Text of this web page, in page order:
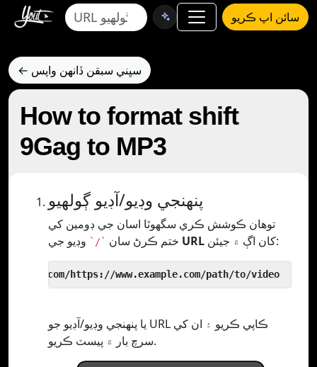
سائن اپ ڪريو
← سڀني سبقن ڏانهن واپس
How to format shift
9Gag to MP3
پنھنجي وڊيو/آڊيو ڳولھيو
توھان ڪوشش ڪري سگھوٿا اسان جي ڊومين کي
ختم ڪرڻ سان `/` URL کان اڳ ۾ جيئن:
يا پنھنجي وڊيو/آڊيو جو URL ڪاپي ڪريو ۽ ان کي
سرچ بار ۾ پيسٽ ڪريو.